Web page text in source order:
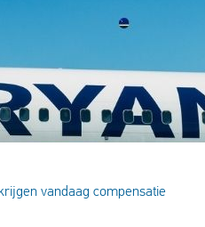
vandaag compensatie